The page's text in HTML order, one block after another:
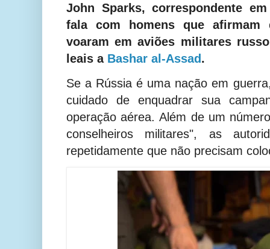
John Sparks, correspondente
fala com homens que afirmam
voaram em aviões militares
leais a Bashar al-Assad .
Se a Rússia é uma nação em
cuidado de enquadrar sua
operação aérea.Além de um
conselheiros militares", as
repetidamente que não precisam